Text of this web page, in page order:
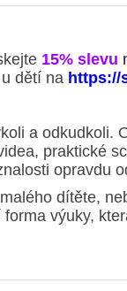
15% slevu
dětí na https://
a odkudkoli.
praktické
opravdu
dítěte,
výuky,
srozumitelně,
potvrzuje